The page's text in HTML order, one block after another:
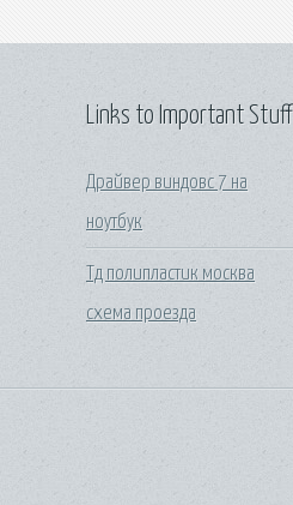
Links to Important Stuff
Драйвер виндовс 7 на
ноутбук
Тд полипластик москва
схема проезда